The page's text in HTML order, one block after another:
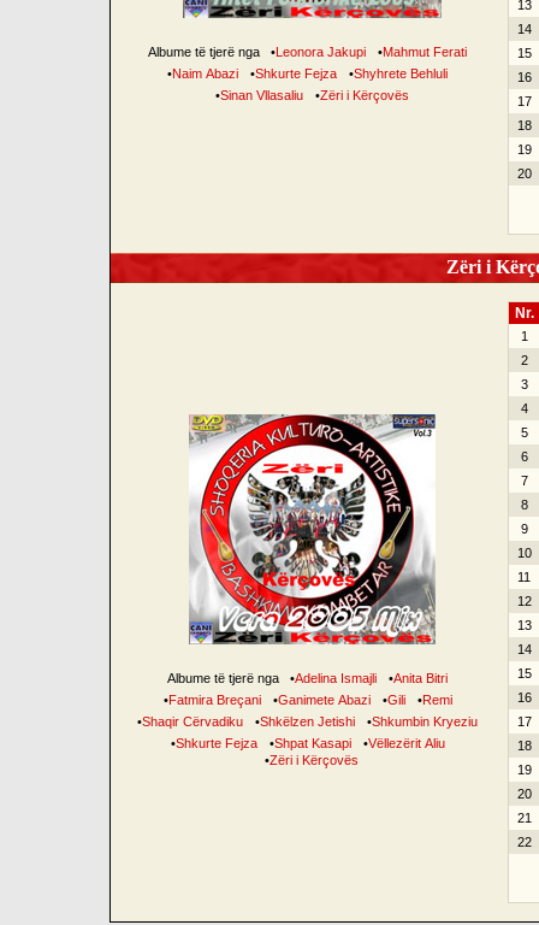
Albume të tjerë nga •Leonora Jakupi •Mahmut Ferati
•Naim Abazi •Shkurte Fejza •Shyhrete Behluli
•Sinan Vllasaliu •Zëri i Kërçovës
13
14
15
16
17
18
19
20
Zëri i
Albume të tjerë nga •Adelina Ismajli •Anita Bitri
•Fatmira Breçani •Ganimete Abazi •Gili •Remi
•Shaqir Cërvadiku •Shkëlzen Jetishi •Shkumbin Kryeziu
•Shkurte Fejza •Shpat Kasapi •Vëllezërit Aliu
•Zëri i Kërçovës
Nr.
1
2
3
4
5
6
7
8
9
10
11
12
13
14
15
16
17
18
19
20
21
22